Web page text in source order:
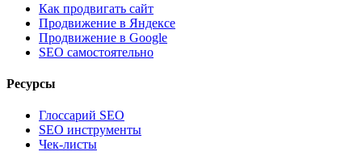
Как продвигать сайт
Продвижение в Яндексе
Продвижение в Google
SEO самостоятельно
Ресурсы
Глоссарий SEO
SEO инструменты
Чек-листы